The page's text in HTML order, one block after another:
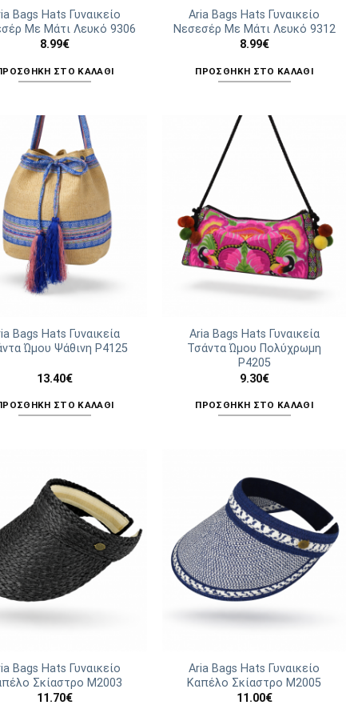
του
προϊόντος
του
προϊόντος
Bags Hats Γυναικείο
Με Μάτι Λευκό 9306
8.99€
ΣΤΟ ΚΑΛΆΘΙ
Aria Bags Hats Γυναικείο
Νεσεσέρ Με Μάτι Λευκό 9312
8.99€
ΠΡΟΣΘΉΚΗ ΣΤΟ ΚΑΛΆΘΙ
Bags Hats Γυναικεία
Ώμου Ψάθινη Ρ4125
13.40€
ΣΤΟ ΚΑΛΆΘΙ
Aria Bags Hats Γυναικεία
Τσάντα Ώμου Πολύχρωμη
P4205
9.30€
ΠΡΟΣΘΉΚΗ ΣΤΟ ΚΑΛΆΘΙ
Bags Hats Γυναικείο
Σκίαστρο M2003
11.70€
Aria Bags Hats Γυναικείο
Καπέλο Σκίαστρο M2005
11.00€